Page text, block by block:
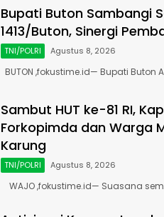
Bupati Buton Sambangi
1413/Buton, Sinergi
TNI/POLRI Agustus 8, 2026
BUTON ,fokustime.id— Bupati Buton
Sambut HUT ke-81 RI,
Forkopimda dan Warga
Karung
TNI/POLRI Agustus 8, 2026
WAJO ,fokustime.id— Suasana